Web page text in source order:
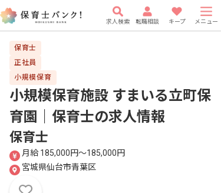
求人検索 転職相談 キープ メニュー
保育士
正社員
小規模保育
小規模保育施設 すまいる立町保
育園｜保育士の求人情報
保育士
月給 185,000円〜185,000円
宮城県仙台市青葉区